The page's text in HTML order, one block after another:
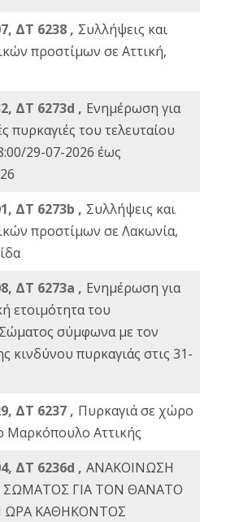
ΔΤ 6238 , Συλλήψεις και
προστίμων σε Αττική,
ΔΤ 6273d , Ενημέρωση για
πυρκαγιές του τελευταίου
29-07-2026 έως
ΔΤ 6273b , Συλλήψεις και
προστίμων σε Λακωνία,
ΔΤ 6273a , Ενημέρωση για
ετοιμότητα του
σύμφωνα με τον
κινδύνου πυρκαγιάς στις 31-
ΔΤ 6237 , Πυρκαγιά σε χώρο
Μαρκόπουλο Αττικής
ΔΤ 6236d , ΑΝΑΚΟΙΝΩΣΗ
ΣΩΜΑΤΟΣ ΓΙΑ ΤΟΝ ΘΑΝΑΤΟ
ΩΡΑ ΚΑΘΗΚΟΝΤΟΣ